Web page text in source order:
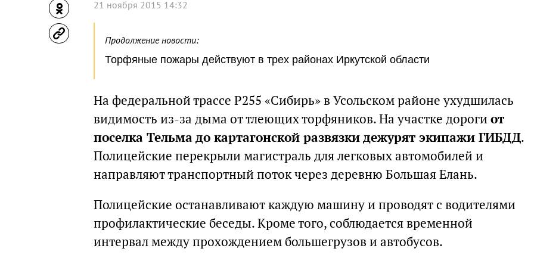
21 ноября 2015 14:32
Продолжение новости:
Торфяные пожары действуют в трех районах Иркутской области
На федеральной трассе Р255 «Сибирь» в Усольском районе ухудшилась
видимость из-за дыма от тлеющих торфяников. На участке дороги от
поселка Тельма до картагонской развязки дежурят экипажи ГИБДД.
Полицейские перекрыли магистраль для легковых автомобилей и
направляют транспортный поток через деревню Большая Елань.
Полицейские останавливают каждую машину и проводят с водителями
профилактические беседы. Кроме того, соблюдается временной
интервал между прохождением большегрузов и автобусов.